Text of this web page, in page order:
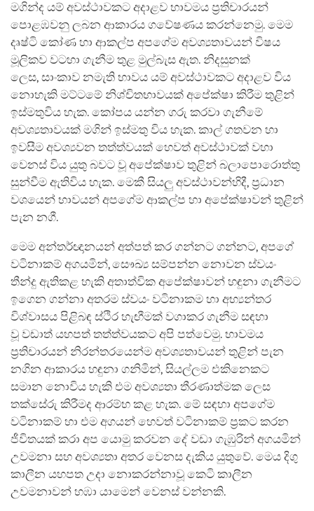
මගින්ද යම් අවස්ථාවකට අදාළව භාවමය ප්‍රතිචාරයන්
පොළඹවනු ලබන ආකාරය ගවේෂණය කරන්නෙමු. මෙම
දෘෂ්ටි කෝණ හා ආකල්ප අපගේම අවශ්‍යතාවයන් විෂය
මූලිකව වටහා ගැනීම තුළ මුල්බැස ඇත. නිදසුනක්
ලෙස, සාංකාව නමැති භාවය යම් අවස්ථාවකට අදාළව විය
නොහැකි මට්ටමේ නිශ්චිතභාවයක් අපේක්ෂා කිරීම තුළින්
ඉස්මතුවිය හැක. කෝපය යන්න ගරු කරවා ගැනීමේ
අවශ්‍යතාවයක් මගින් ඉස්මතු විය හැක. කාල් ගතවන හා
ඉවසීම අවශ්‍යවන තත්ත්වයක් හෙවත් අවස්ථාවක් වහා
වෙනස් විය යුතු බවට වූ අපේක්ෂාව තුළින් බලාපොරොත්තු
සුන්වීම ඇතිවිය හැක. මෙකී සියලු අවස්ථාවන්හිදී, ප්‍රධාන
වශයෙන් භාවයන් අපගේම ආකල්ප හා අපේක්ෂාවන් තුළින්
පැන නගී.
මෙම අන්තර්ඥානයන් අත්පත් කර ගන්නට ගන්නට, අපගේ
වටිනාකම් අගයමින්, සෞඛ්‍ය සම්පන්න නොවන ස්වයං
තීන්දු ඇතිකළ හැකි අතාත්වික අපේක්ෂාවන් හඳුනා ගැනීමට
ඉගෙන ගන්නා අතරම ස්වයං වටිනාකම හා අභ්‍යන්තර
විශ්වාසය පිළිබඳ ස්ථිර හැඟීමක් වගාකර ගැනීම සඳහා
වූ වඩාත් යහපත් තත්ත්වයකට අපි පත්වෙමු. භාවමය
ප්‍රතිචාරයන් නිරන්තරයෙන්ම අවශ්‍යතාවයන් තුළින් පැන
නගින ආකාරය හඳුනා ගනිමින්, සියල්ලම එකිනෙකට
සමාන නොවිය හැකි එම අවශ්‍යතා තීරණාත්මක ලෙස
තක්සේරු කිරීමද ආරම්භ කළ හැක. මේ සඳහා අපගේම
වටිනාකම් හා එම අගයන් හෙවත් වටිනාකම් ප්‍රකට කරන
ජීවිතයක් කරා අප යොමු කරවන දේ වඩා ගැඹුරින් අගයමින්
උවමනා සහ අවශ්‍යතා අතර වෙනස දැකිය යුතුවේ. මෙය දිගු
කාලීන යහපත උදා නොකරන්නාවූ කෙටි කාලීන
උවමනාවන් හඹා යාමෙන් වෙනස් වන්නකි.